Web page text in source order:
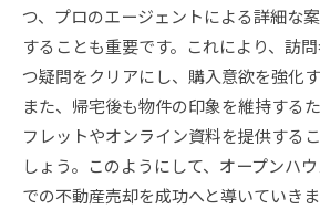
つ、プロのエージェントによる詳細な
することも重要です。これにより、訪
つ疑問をクリアにし、購入意欲を強化
また、帰宅後も物件の印象を維持する
フレットやオンライン資料を提供する
しょう。このようにして、オープンハ
での不動産売却を成功へと導いていきま